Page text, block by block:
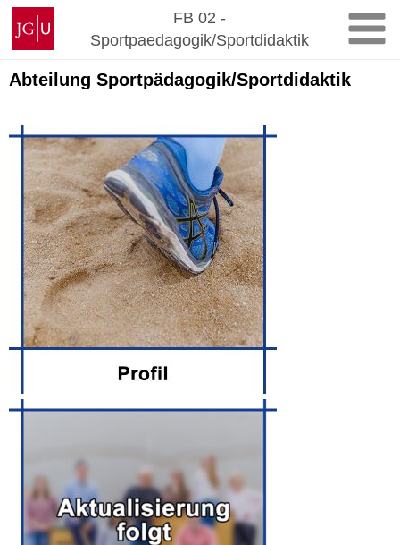
Zum
Inhalt
springen
Johannes
Gutenberg-
Universität
Mainz
FB 02 -
Sportpaedagogik/Sportdidaktik
Abteilung Sportpädagogik/Sportdidaktik